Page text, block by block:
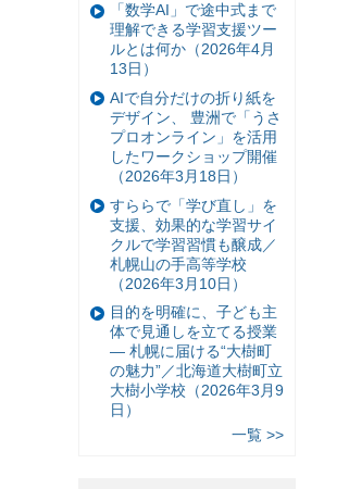
「数学AI」で途中式まで
理解できる学習支援ツー
ルとは何か（2026年4月
13日）
AIで自分だけの折り紙を
デザイン、 豊洲で「うさ
プロオンライン」を活用
したワークショップ開催
（2026年3月18日）
すららで「学び直し」を
支援、効果的な学習サイ
クルで学習習慣も醸成／
札幌山の手高等学校
（2026年3月10日）
目的を明確に、子ども主
体で見通しを立てる授業
— 札幌に届ける“大樹町
の魅力”／北海道大樹町立
大樹小学校（2026年3月9
日）
一覧 >>